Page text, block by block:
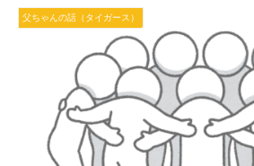
父ちゃんの話（タイガース）